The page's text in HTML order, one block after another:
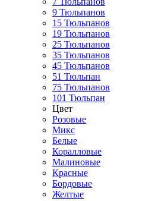
9 Тюльпанов
15 Тюльпанов
19 Тюльпанов
25 Тюльпанов
35 Тюльпанов
45 Тюльпанов
51 Тюльпан
75 Тюльпанов
101 Тюльпан
Цвет
Розовые
Микс
Белые
Коралловые
Малиновые
Красные
Бордовые
Желтые